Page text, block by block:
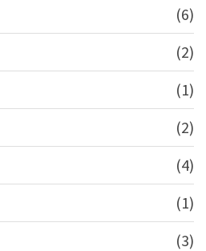
(6)
(2)
(1)
(2)
(4)
(1)
(3)